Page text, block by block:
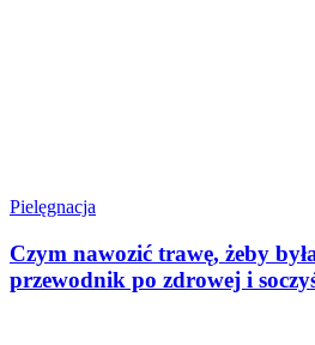
Pielęgnacja
Czym nawozić trawę, żeby
przewodnik po zdrowej i